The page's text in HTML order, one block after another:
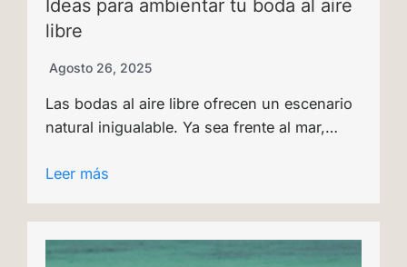
Ideas para ambientar tu boda al aire
libre
Agosto 26, 2025
Las bodas al aire libre ofrecen un escenario
natural inigualable. Ya sea frente al mar,…
Leer más